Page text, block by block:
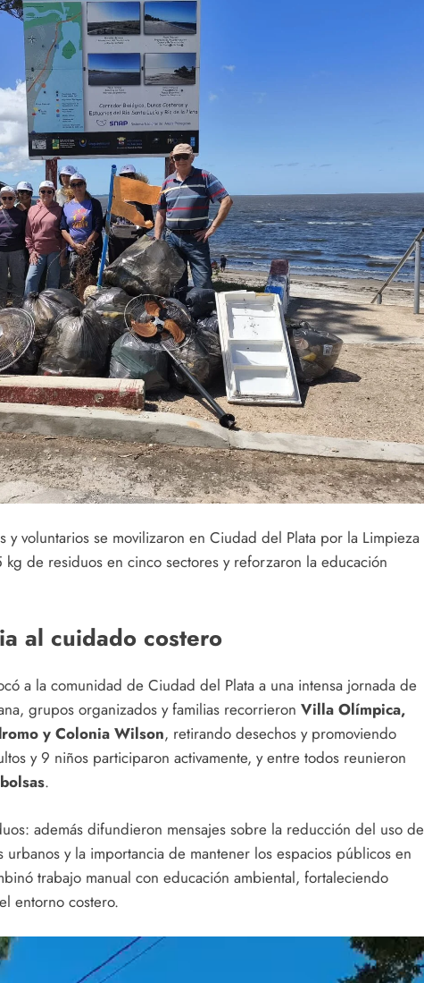
y voluntarios se movilizaron en Ciudad del Plata por la Limpieza
de residuos en cinco sectores y reforzaron la educación
al cuidado costero
a la comunidad de Ciudad del Plata a una intensa jornada de
grupos organizados y familias recorrieron Villa Olímpica,
y Colonia Wilson, retirando desechos y promoviendo
y 9 niños participaron activamente, y entre todos reunieron
.
además difundieron mensajes sobre la reducción del uso de
y la importancia de mantener los espacios públicos en
trabajo manual con educación ambiental, fortaleciendo
entorno costero.